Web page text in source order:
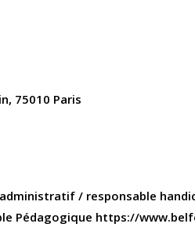
75010 Paris
/ responsable
Pédagogique https://